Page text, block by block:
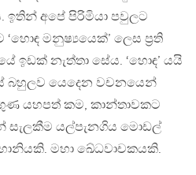
අපේ පිරිමියා පවුලට
මනුෂ්‍යයෙක්’ ලෙස ප්‍රති
ඉඩක් නැත්තා සේය. ‘හොඳ’ යයි
බහුලව යෙදෙන වචනයෙන්
යහපත් කම, කාන්තාවකට
සැලකීම යල්පැනගිය මොඩල්
මහා ඛේධවාචකයකි.